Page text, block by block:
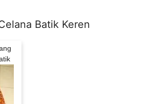
Batik Keren